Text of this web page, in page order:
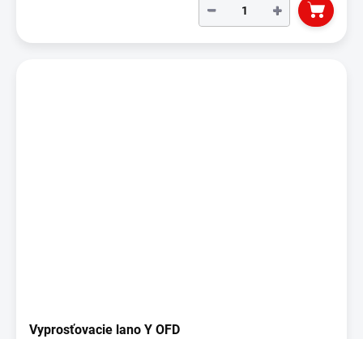
+
−
Vyprosťovacie lano Y OFD